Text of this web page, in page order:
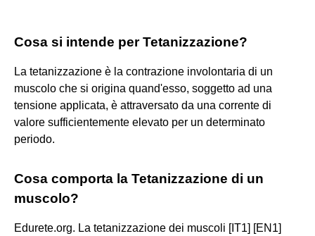
Cosa si intende per Tetanizzazione?
La tetanizzazione è la contrazione involontaria di un
muscolo che si origina quand'esso, soggetto ad una
tensione applicata, è attraversato da una corrente di
valore sufficientemente elevato per un determinato
periodo.
Cosa comporta la Tetanizzazione di un
muscolo?
Edurete.org. La tetanizzazione dei muscoli [IT1] [EN1]